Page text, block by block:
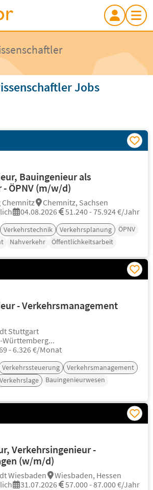
Jobs
Bauingenieur als
ÖPNV (m/w/d)
Chemnitz, Sachsen
04.08.2026 51.240 - 75.924 €/Jahr
Verkehrstechnik Verkehrsplanung
ÖPNV
Nahverkehr Öffentlichkeitsarbeit
- Verkehrsmanagement
Stuttgart
Württemberg...
- 6.326 €/Monat
Verkehrssteuerung
Verkehrsmanagement
Verkehrslage
Bauingenieurwesen
Verkehrsingenieur -
(w/m/d)
Wiesbaden
Wiesbaden, Hessen
31.07.2026 57.000 - 87.000 €/Jahr